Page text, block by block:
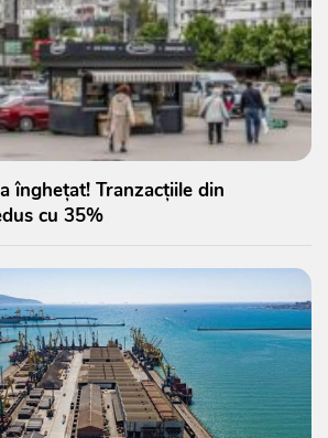
înghețat! Tranzacțiile din
cu 35%